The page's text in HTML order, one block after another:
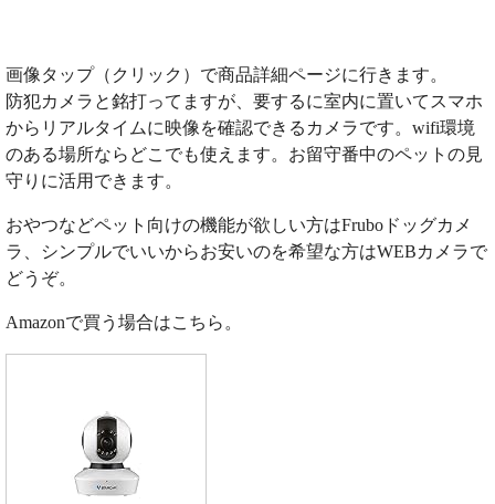
画像タップ（クリック）で商品詳細ページに行きます。
防犯カメラと銘打ってますが、要するに室内に置いてスマホ
からリアルタイムに映像を確認できるカメラです。wifi環境
のある場所ならどこでも使えます。お留守番中のペットの見
守りに活用できます。
おやつなどペット向けの機能が欲しい方はFruboドッグカメ
ラ、シンプルでいいからお安いのを希望な方はWEBカメラで
どうぞ。
Amazonで買う場合はこちら。